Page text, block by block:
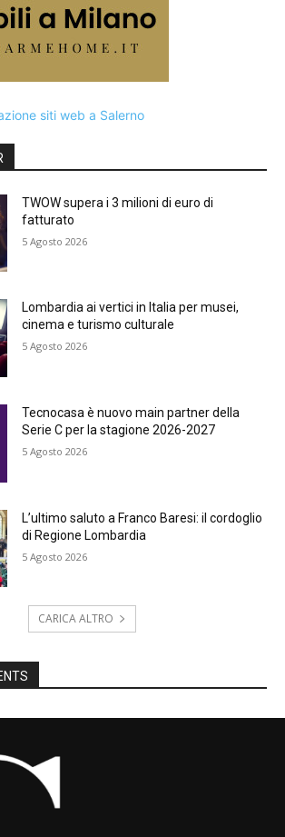
TWOW supera i 3 milioni di euro di
fatturato
5 Agosto 2026
Lombardia ai vertici in Italia per musei,
cinema e turismo culturale
5 Agosto 2026
Tecnocasa è nuovo main partner della
Serie C per la stagione 2026-2027
5 Agosto 2026
L’ultimo saluto a Franco Baresi: il cordoglio
di Regione Lombardia
5 Agosto 2026
CARICA ALTRO